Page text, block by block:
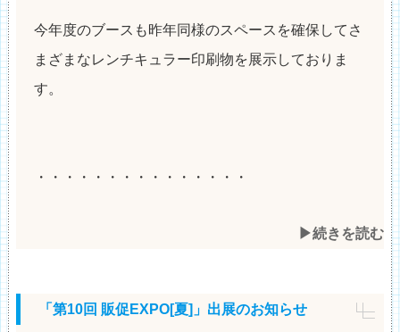
今年度のブースも昨年同様のスペースを確保してさ
まざまなレンチキュラー印刷物を展示しておりま
す。
・・・・・・・・・・・・・・・
▶︎続きを読む
「第10回 販促EXPO[夏]」出展のお知らせ